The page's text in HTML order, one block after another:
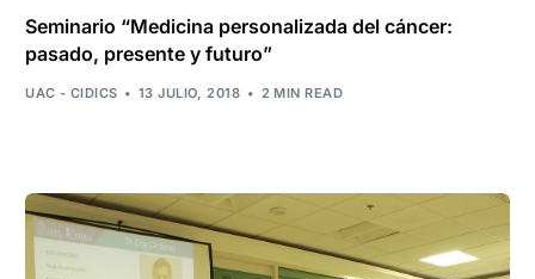
Seminario “Medicina personalizada del cáncer:
pasado, presente y futuro”
UAC - CIDICS 13 JULIO, 2018 2 MIN READ